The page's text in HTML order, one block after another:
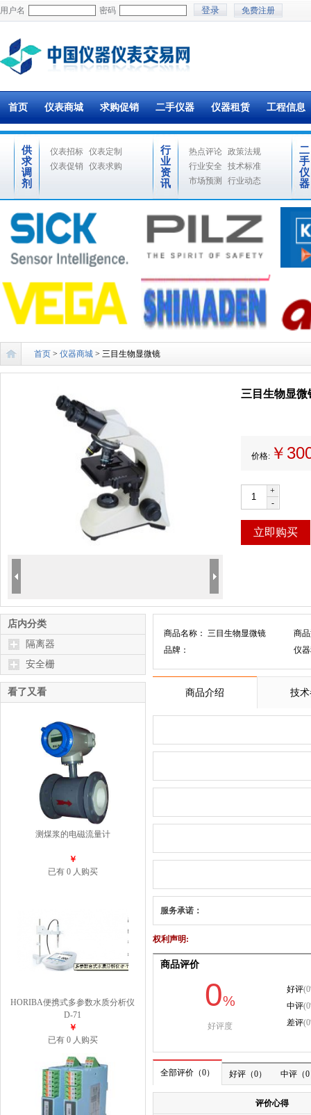
用户名 密码 免费注册
首页 仪表商城 求购促销 二手仪器 仪器租赁 工程信息
供
求
调
剂
仪表招标 仪表定制
仪表促销
仪表求购
行
业
资
讯
热点评论 政策法规
行业安全
技术标准
市场预测
行业动态
二
手
仪
器
首页 > 仪器商城 > 三目生物显微镜
三目生物显微
价格: ￥
+
-
立即购买
店内分类
隔离器
安全栅
看了又看
测煤浆的电磁流量计
￥
已有 0 人购买
HORIBA便携式多参数水质分析仪
D-71
￥
已有 0 人购买
商品名称： 三目生物显微镜
商
品牌：
仪
商品介绍 技
服务承诺：
权利声明: